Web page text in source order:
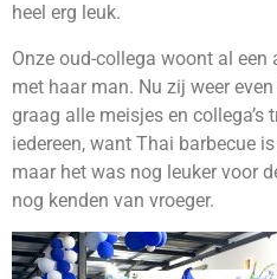
heel erg leuk.
Onze oud-collega woont al
met haar man. Nu zij weer
graag alle meisjes en collega’s
iedereen, want Thai barbecue
maar het was nog leuker voor
nog kenden van vroeger.